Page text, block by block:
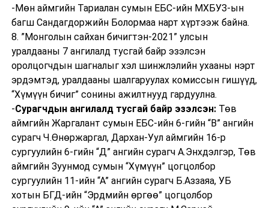
-Мөн аймгийн Тариалан сумын ЕБС-ийн МХБУЗ-ын
багш Сандагдоржийн Болормаа нарт хүртээж байна.
8. ”Монголын сайхан бичигтэн-2021” улсын
уралдааны 7 ангилалд тусгай байр эзэлсэн
оролцогчдын шагналыг хэл шинжлэлийн ухааны нэрт
эрдэмтэд, уралдааны шалгаруулах комиссын гишүүд,
“Хүмүүн бичиг” сонины ажилтнууд гардуулна.
-Сурагчдын ангилалд тусгай байр эзэлсэн:Төв
аймгийн Жаргалант сумын ЕБС-ийн 6-гийн “В” ангийн
сурагч Ч.Өнөржаргал, Дархан-Уул аймгийн 16-р
сургуулийн 6-гийн “Д” ангийн сурагч А.Энхдэлгэр, Төв
аймгийн Зуунмод сумын “Хүмүүн” цогцолбор
сургуулийн 11-ийн “А” ангийн сурагч Б.Аззаяа, УБ
хотын БГД-ийн “Эрдмийн өргөө” цогцолбор